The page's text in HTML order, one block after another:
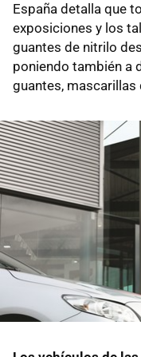
España detalla que
exposiciones y los
guantes de nitrilo
poniendo también a
guantes,